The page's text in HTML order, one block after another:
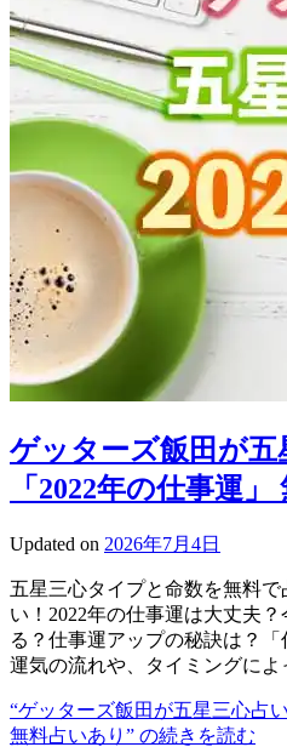
ゲッターズ飯田が五
「2022年の仕事運
Updated on 2026年7月4日
五星三心タイプと命数を無料で
い！2022年の仕事運は大丈夫
る？仕事運アップの秘訣は？
運気の流れや、タイミングに
“ゲッターズ飯田が五星三心占
無料占いあり” の続きを読む